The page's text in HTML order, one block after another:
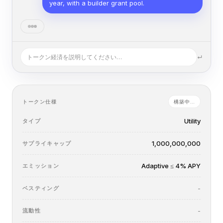
year, with a builder grant pool.
Configured. Builder grants will need a vesting
トークン経済を説明してください…
構築中…
タイプ Utility
サプライキャップ 1,000,000,000
エミッション Adaptive ≤ 4% APY